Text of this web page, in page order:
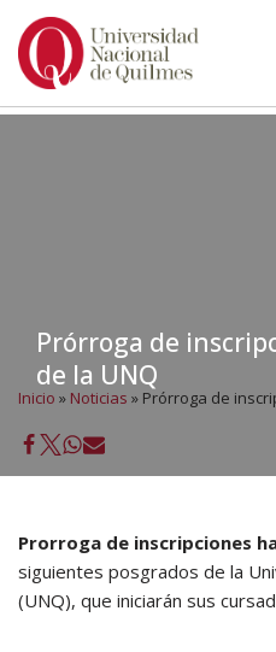
Ir
Prórroga de
de la UNQ
Inicio » Noticias » Prórroga de
Prorroga de inscripciones
siguientes posgrados de la
(UNQ), que iniciarán sus